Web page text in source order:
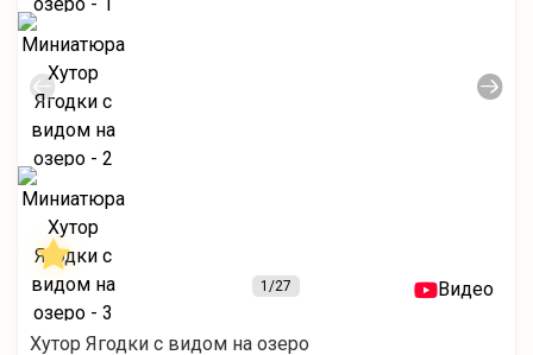
1/27 Видео
Хутор Ягодки с видом на озеро